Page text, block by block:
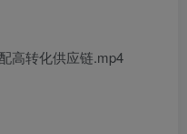
高转化供应链.mp4